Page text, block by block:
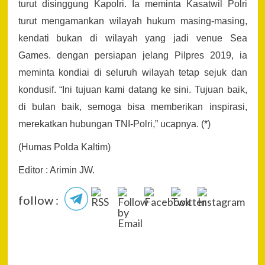
turut disinggung Kapolri. Ia meminta Kasatwil Polri
turut mengamankan wilayah hukum masing-masing,
kendati bukan di wilayah yang jadi venue Sea
Games. dengan persiapan jelang Pilpres 2019, ia
meminta kondiai di seluruh wilayah tetap sejuk dan
kondusif. “Ini tujuan kami datang ke sini. Tujuan baik,
di bulan baik, semoga bisa memberikan inspirasi,
merekatkan hubungan TNI-Polri,” ucapnya. (*)
(Humas Polda Kaltim)
Editor : Arimin JW.
follow :